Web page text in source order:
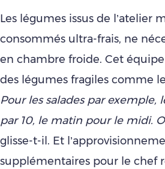
Les légumes issus de l’atelier
consommés ultra-frais, ne
en chambre froide. Cet
des légumes fragiles comme
Pour les salades par exemple,
par 10, le matin pour le midi.
glisse-t-il. Et
supplémentaires pour le chef